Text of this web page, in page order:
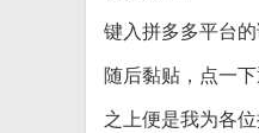
键入拼多多平台
随后黏贴，点一下
之上便是我为各